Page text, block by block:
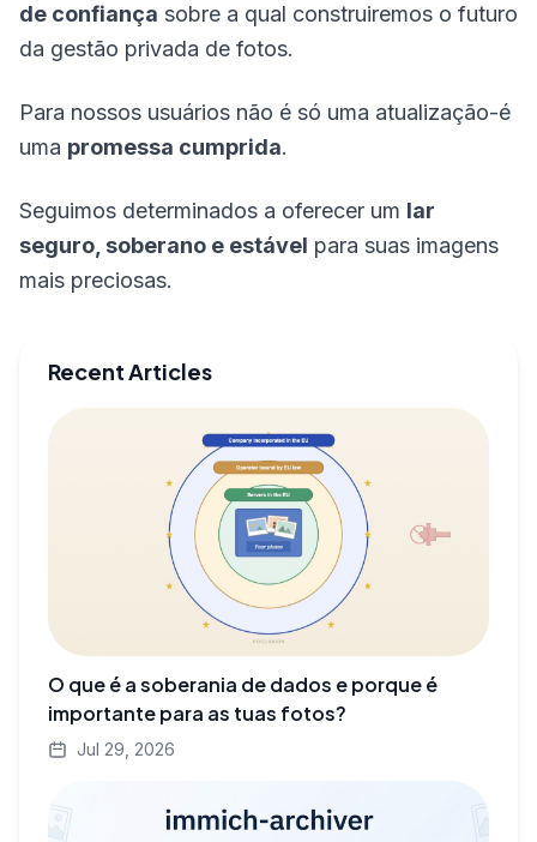
de confiança sobre a qual construiremos o futuro
da gestão privada de fotos.
Para nossos usuários não é só uma atualização-é
uma promessa cumprida.
Seguimos determinados a oferecer um lar
seguro, soberano e estável para suas imagens
mais preciosas.
Recent Articles
O que é a soberania de dados e porque é
importante para as tuas fotos?
Jul 29, 2026